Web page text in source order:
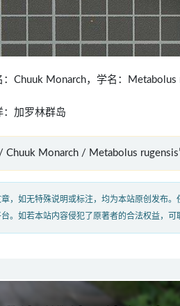
Chuuk Monarch，学名：
：加罗林群岛
Chuuk Monarch / Metabolus
，如无特殊说明或标注，均为本站原创发布
。如若本站内容侵犯了原著者的合法权益，可